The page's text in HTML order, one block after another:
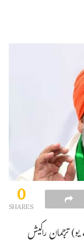
0
SHARES
یو) ترجمان راکیش